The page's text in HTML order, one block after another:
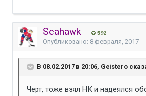
Seahawk 592
Опубликовано: 8 февраля, 2017
В 08.02.2017 в 20:06, Geistero
Черт, тоже взял НК и надеялся